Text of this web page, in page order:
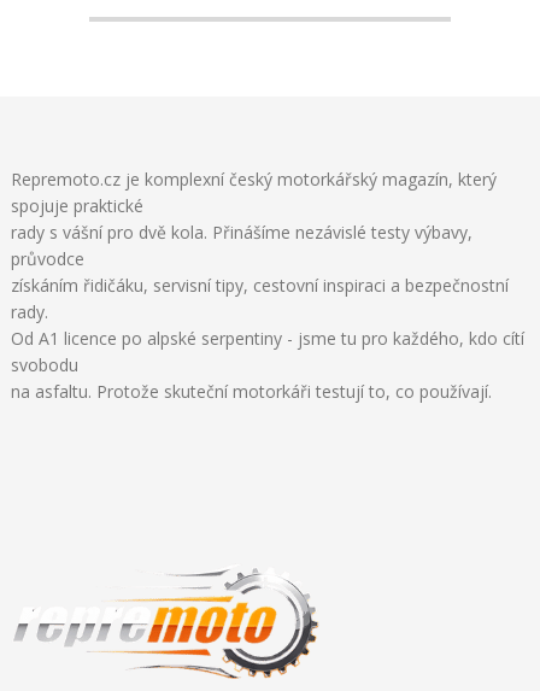
Repremoto.cz je komplexní český motorkářský magazín, který
spojuje praktické
rady s vášní pro dvě kola. Přinášíme nezávislé testy výbavy,
průvodce
získáním řidičáku, servisní tipy, cestovní inspiraci a bezpečnostní
rady.
Od A1 licence po alpské serpentiny - jsme tu pro každého, kdo cítí
svobodu
na asfaltu. Protože skuteční motorkáři testují to, co používají.